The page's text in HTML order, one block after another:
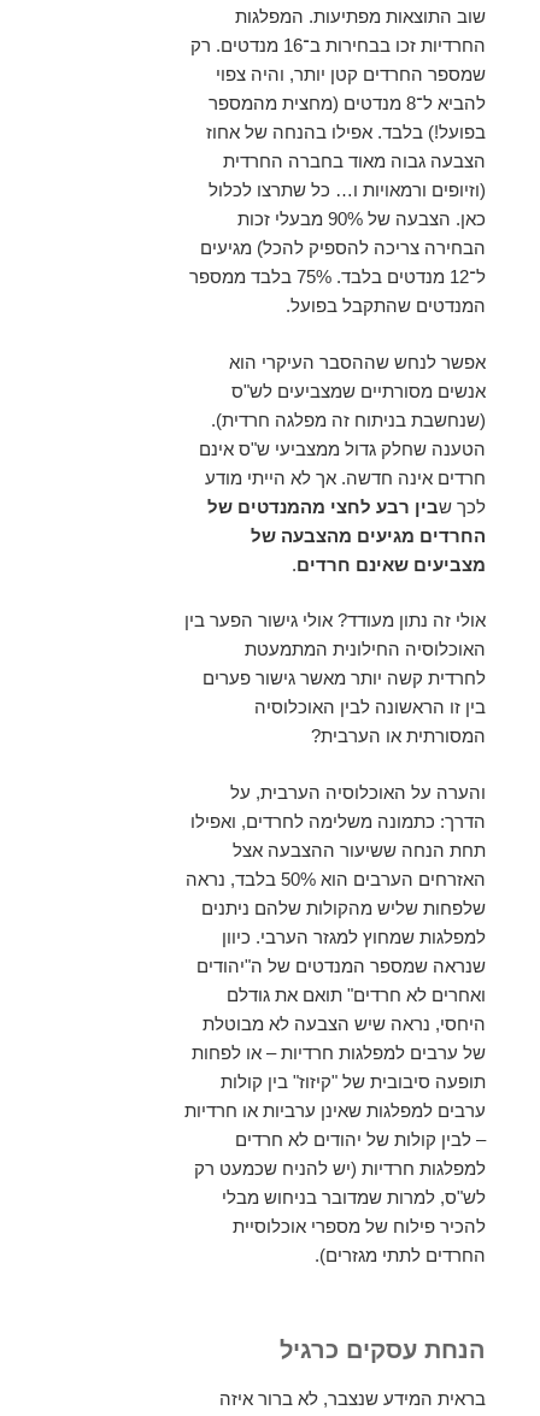
שוב התוצאות מפתיעות. המפלגות
החרדיות זכו בבחירות ב־16 מנדטים. רק
שמספר החרדים קטן יותר, והיה צפוי
להביא ל־8 מנדטים (מחצית מהמספר
בפועל!) בלבד. אפילו בהנחה של אחוז
הצבעה גבוה מאוד בחברה החרדית
(וזיופים ורמאויות ו… כל שתרצו לכלול
כאן. הצבעה של 90% מבעלי זכות
הבחירה צריכה להספיק להכל) מגיעים
ל־12 מנדטים בלבד. 75% בלבד ממספר
המנדטים שהתקבל בפועל.
אפשר לנחש שההסבר העיקרי הוא
אנשים מסורתיים שמצביעים לש"ס
(שנחשבת בניתוח זה מפלגה חרדית).
הטענה שחלק גדול ממצביעי ש"ס אינם
חרדים אינה חדשה. אך לא הייתי מודע
לכך שבין רבע לחצי מהמנדטים של
החרדים מגיעים מהצבעה של
מצביעים שאינם חרדים.
אולי זה נתון מעודד? אולי גישור הפער בין
האוכלוסיה החילונית המתמעטת
לחרדית קשה יותר מאשר גישור פערים
בין זו הראשונה לבין האוכלוסיה
המסורתית או הערבית?
והערה על האוכלוסיה הערבית, על
הדרך: כתמונה משלימה לחרדים, ואפילו
תחת הנחה ששיעור ההצבעה אצל
האזרחים הערבים הוא 50% בלבד, נראה
שלפחות שליש מהקולות שלהם ניתנים
למפלגות שמחוץ למגזר הערבי. כיוון
שנראה שמספר המנדטים של ה"יהודים
ואחרים לא חרדים" תואם את גודלם
היחסי, נראה שיש הצבעה לא מבוטלת
של ערבים למפלגות חרדיות – או לפחות
תופעה סיבובית של "קיזוז" בין קולות
ערבים למפלגות שאינן ערביות או חרדיות
– לבין קולות של יהודים לא חרדים
למפלגות חרדיות (יש להניח שכמעט רק
לש"ס, למרות שמדובר בניחוש מבלי
להכיר פילוח של מספרי אוכלוסיית
החרדים לתתי מגזרים).
הנחת עסקים כרגיל
בראית המידע שנצבר, לא ברור איזה